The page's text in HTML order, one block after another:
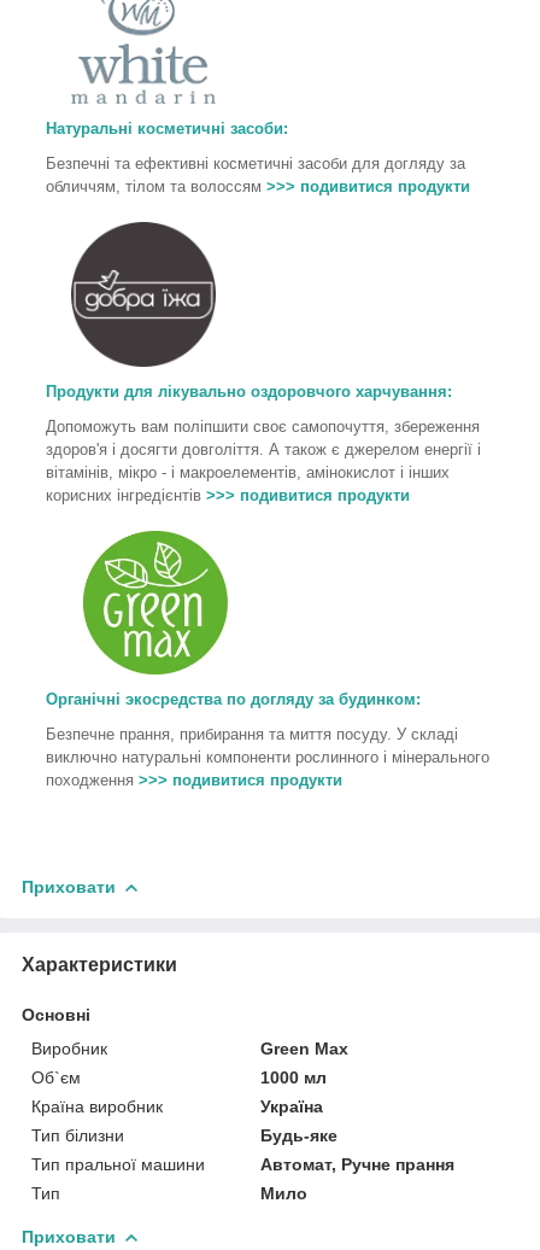
Натуральні косметичні засоби:
Безпечні та ефективні косметичні засоби для догляду за
обличчям, тілом та волоссям >>> подивитися продукти
Продукти для лікувально оздоровчого харчування:
Допоможуть вам поліпшити своє самопочуття, збереження
здоров'я і досягти довголіття. А також є джерелом енергії і
вітамінів, мікро - і макроелементів, амінокислот і інших
корисних інгредієнтів >>> подивитися продукти
Органічні экосредства по догляду за будинком:
Безпечне прання, прибирання та миття посуду. У складі
виключно натуральні компоненти рослинного і мінерального
походження >>> подивитися продукти
Приховати
Характеристики
Основні
Виробник
Green Max
Об`єм
1000 мл
Країна виробник
Україна
Тип білизни
Будь-яке
Тип пральної машини
Автомат, Ручне прання
Тип
Мило
Приховати